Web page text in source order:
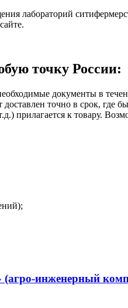
лабораторий
точку России:
документы в
доставлен точно в срок, где
прилагается к товару.
инженерный